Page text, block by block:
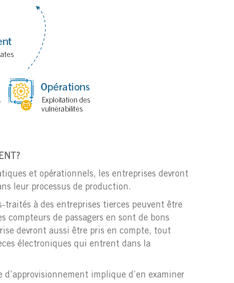
et opérationnels, les entreprises devront
leur processus de production.
traités à des entreprises tierces peuvent être
compteurs de passagers en sont de bons
devront aussi être pris en compte, tout
électroniques qui entrent dans la
implique d’en examiner